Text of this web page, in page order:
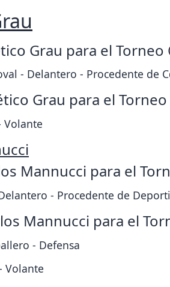
Grau para el Torneo
- Delantero - Procedente de
Grau para el
Volante
Mannucci para el
- Procedente de
Mannucci para el
- Defensa
Volante